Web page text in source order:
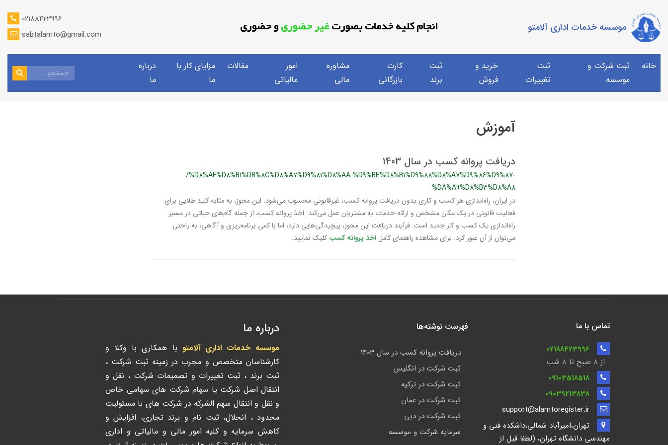
موسسه خدمات اداری آلامتو انجام کلیه خدمات بصورتغیر حضوریو حضوری
02188423996
sabtalamto@gmail.com
خانه
ثبت شرکت و
موسسه
ثبت
تغییرات
خرید و
فروش
ثبت
برند
کارت
بازرگانی
مشاوره
مالی
امور
مالیاتی
مقالات
مزایای کار با
ما
درباره
ما
آموزش
دریافت پروانه کسب در سال 1403
/%D8%AF%D8%B1%DB%8C%D8%A7%D9%81%D8%AA-%D9%BE%D8%B1%D9%88%D8%A7%D9%86%D9%87-
%DA%A9%D8%B3%D8%A8
در ایران، راه‌اندازی هر کسب و کاری بدون دریافت پروانه کسب، غیرقانونی محسوب می‌شود. این مجوز، به مثابه کلید طلایی برای
فعالیت قانونی در یک مکان مشخص و ارائه خدمات به مشتریان عمل می‌کند. اخذ پروانه کسب، از جمله گام‌های حیاتی در مسیر
راه‌اندازی یک کسب و کار جدید است. فرآیند دریافت این مجوز، پیچیدگی‌هایی دارد، اما با کمی برنامه‌ریزی و آگاهی، به راحتی
می‌توان از آن عبور کرد. برای مشاهده راهنمای کامل اخذ پروانه کسب کلیک نمایید.
تماس با ما
02188423996
از 8 صبح تا ۸ شب
09103518518
09039213838
support@alamtoregister.ir
تهران،امیرآباد شمالی،داشکده فنی و
مهندسی دانشگاه تهران، (لطفا قبل از
فهرست نوشته‌ها
دریافت پروانه کسب در سال 1403
ثبت شرکت در انگلیس
ثبت شرکت در ترکیه
ثبت شرکت در عمان
ثبت شرکت در دبی
سرمایه شرکت و موسسه
درباره ما
موسسه خدمات اداری آلامتو با همکاری با وکلا و
کارشناسان متخصص و مجرب در زمینه ثبت شرکت ،
ثبت برند ، ثبت تغییرات و تصمیمات شرکت ، نقل و
انتقال اصل شرکت یا سهام شرکت های سهامی خاص
و نقل و انتقال سهم الشرکه در شرکت های با مسئولیت
محدود ، انحلال، ثبت نام و برند تجاری، افزایش و
کاهش سرمایه و کلیه امور مالی و مالیاتی و اداری